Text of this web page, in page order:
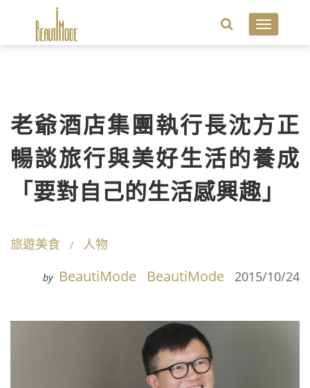
Toggle
老爺酒店集團執行長沈方正
暢談旅行與美好生活的養成
「要對自己的生活感興趣」
旅遊美食 人物
by BeautiMode BeautiMode 2015/10/24